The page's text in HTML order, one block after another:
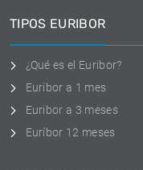
TIPOS EURIBOR
¿Qué es el Euribor?
Euribor a 1 mes
Euribor a 3 meses
Euríbor 12 meses